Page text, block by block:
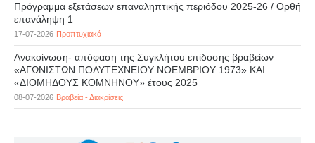
Πρόγραμμα εξετάσεων επαναληπτικής περιόδου 2025-26 / Ορθή
επανάληψη 1
17-07-2026 Προπτυχιακά
Ανακοίνωση- απόφαση της Συγκλήτου επίδοσης βραβείων
«ΑΓΩΝΙΣΤΩΝ ΠΟΛΥΤΕΧΝΕΙΟΥ ΝΟΕΜΒΡΙΟΥ 1973» ΚΑΙ
«ΔΙΟΜΗΔΟΥΣ ΚΟΜΝΗΝΟΥ» έτους 2025
08-07-2026 Βραβεία - Διακρίσεις